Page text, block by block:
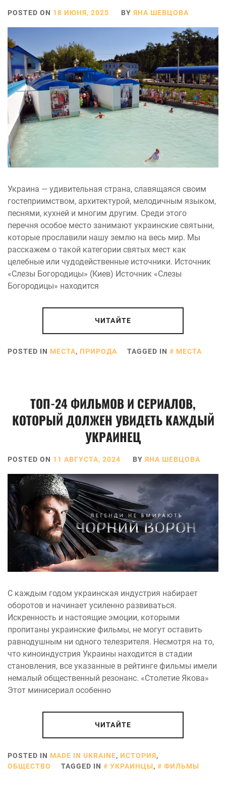
POSTED ON 18 ИЮНЯ, 2025 BY ЯНА ШЕВЦОВА
Украина — удивительная страна, славящаяся своим
гостеприимством, архитектурой, мелодичным языком,
песнями, кухней и многим другим. Среди этого
перечня особое место занимают украинские святыни,
которые прославили нашу землю на весь мир. Мы
расскажем о такой категории святых мест как
целебные или чудодейственные источники. Источник
«Слезы Богородицы» (Киев) Источник «Слезы
Богородицы» находится
ЧИТАЙТЕ
POSTED IN МЕСТА, ПРИРОДА TAGGED IN МЕСТА
ТОП-24 ФИЛЬМОВ И СЕРИАЛОВ,
КОТОРЫЙ ДОЛЖЕН УВИДЕТЬ КАЖДЫЙ
УКРАИНЕЦ
POSTED ON 11 АВГУСТА, 2024 BY ЯНА ШЕВЦОВА
С каждым годом украинская индустрия набирает
оборотов и начинает усиленно развиваться.
Искренность и настоящие эмоции, которыми
пропитаны украинские фильмы, не могут оставить
равнодушным ни одного телезрителя. Несмотря на то,
что киноиндустрия Украины находится в стадии
становления, все указанные в рейтинге фильмы имели
немалый общественный резонанс. «Столетие Якова»
Этот минисериал особенно
ЧИТАЙТЕ
POSTED IN MADE IN UKRAINE, ИСТОРИЯ,
ОБЩЕСТВО
TAGGED IN УКРАИНЦЫ, ФИЛЬМЫ